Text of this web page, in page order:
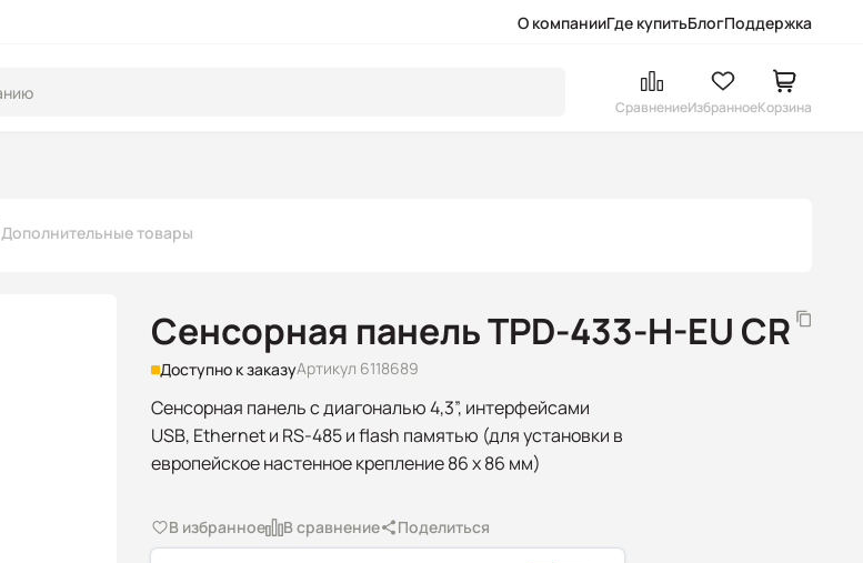
О компанииГде купитьБлогПоддержка
СравнениеИзбранноеКорзина
Дополнительные товары
Сенсорная панель TPD-433-H-EU CR
Доступно к заказуАртикул 6118689
Сенсорная панель с диагональю 4,3”, интерфейсами
USB, Ethernet и RS-485 и flash памятью (для установки в
европейское настенное крепление 86 x 86 мм)
В избранное В сравнение Поделиться